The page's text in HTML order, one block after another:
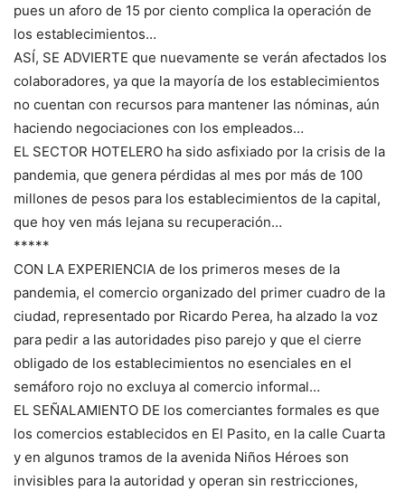
pues un aforo de 15 por ciento complica la operación de
los establecimientos…
ASÍ, SE ADVIERTE que nuevamente se verán afectados los
colaboradores, ya que la mayoría de los establecimientos
no cuentan con recursos para mantener las nóminas, aún
haciendo negociaciones con los empleados…
EL SECTOR HOTELERO ha sido asfixiado por la crisis de la
pandemia, que genera pérdidas al mes por más de 100
millones de pesos para los establecimientos de la capital,
que hoy ven más lejana su recuperación…
*****
CON LA EXPERIENCIA de los primeros meses de la
pandemia, el comercio organizado del primer cuadro de la
ciudad, representado por Ricardo Perea, ha alzado la voz
para pedir a las autoridades piso parejo y que el cierre
obligado de los establecimientos no esenciales en el
semáforo rojo no excluya al comercio informal…
EL SEÑALAMIENTO DE los comerciantes formales es que
los comercios establecidos en El Pasito, en la calle Cuarta
y en algunos tramos de la avenida Niños Héroes son
invisibles para la autoridad y operan sin restricciones,